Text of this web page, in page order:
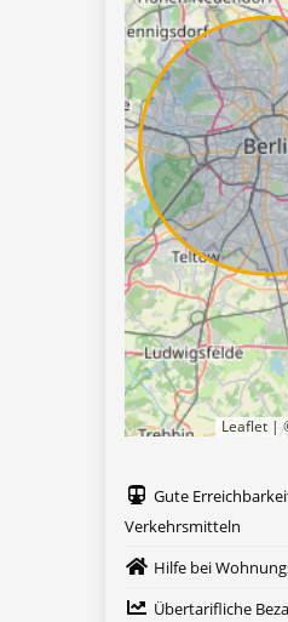
Leaflet |
Gute
Verkehrsmitteln
Hilfe bei
Übertarifliche